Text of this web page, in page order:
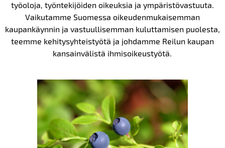
työoloja, työntekijöiden oikeuksia ja ympäristövastuuta.
Vaikutamme Suomessa oikeudenmukaisemman
kaupankäynnin ja vastuullisemman kuluttamisen puolesta,
teemme kehitysyhteistyötä ja johdamme Reilun kaupan
kansainvälistä ihmisoikeustyötä.